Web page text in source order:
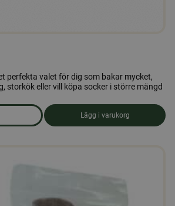
perfekta valet för dig som bakar mycket,
storkök eller vill köpa socker i större mängd
Strösocker 25 kg.
Lägg i varukorg